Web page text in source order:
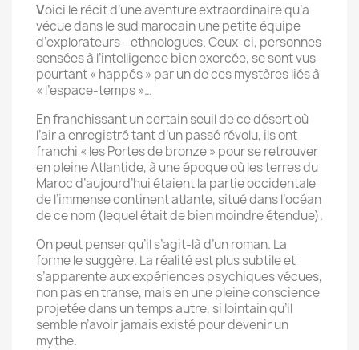
Voici le récit d’une aventure extraordinaire qu’a
vécue dans le sud marocain une petite équipe
d’explorateurs - ethnologues. Ceux-ci, personnes
sensées à l’intelligence bien exercée, se sont vus
pourtant « happés » par un de ces mystères liés à
« l’espace-temps »…
En franchissant un certain seuil de ce désert où
l’air a enregistré tant d’un passé révolu, ils ont
franchi « les Portes de bronze » pour se retrouver
en pleine Atlantide, à une époque où les terres du
Maroc d’aujourd’hui étaient la partie occidentale
de l’immense continent atlante, situé dans l’océan
de ce nom (lequel était de bien moindre étendue).
On peut penser qu’il s’agit-là d’un roman. La
forme le suggère. La réalité est plus subtile et
s’apparente aux expériences psychiques vécues,
non pas en transe, mais en une pleine conscience
projetée dans un temps autre, si lointain qu’il
semble n’avoir jamais existé pour devenir un
mythe.